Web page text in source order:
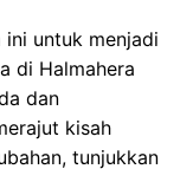
untuk menjadi
di Halmahera
dan
kisah
tunjukkan